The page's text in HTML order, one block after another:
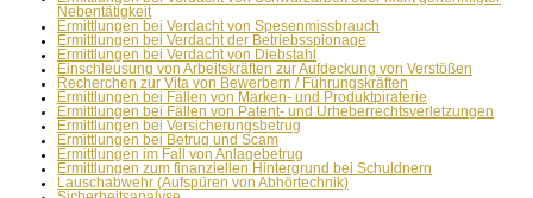
Nebentätigkeit
Ermittlungen bei Verdacht von Spesenmissbrauch
Ermittlungen bei Verdacht der Betriebsspionage
Ermittlungen bei Verdacht von Diebstahl
Einschleusung von Arbeitskräften zur Aufdeckung von Verstößen
Recherchen zur Vita von Bewerbern / Führungskräften
Ermittlungen bei Fällen von Marken- und Produktpiraterie
Ermittlungen bei Fällen von Patent- und Urheberrechtsverletzungen
Ermittlungen bei Versicherungsbetrug
Ermittlungen bei Betrug und Scam
Ermittlungen im Fall von Anlagebetrug
Ermittlungen zum finanziellen Hintergrund bei Schuldnern
Lauschabwehr (Aufspüren von Abhörtechnik)